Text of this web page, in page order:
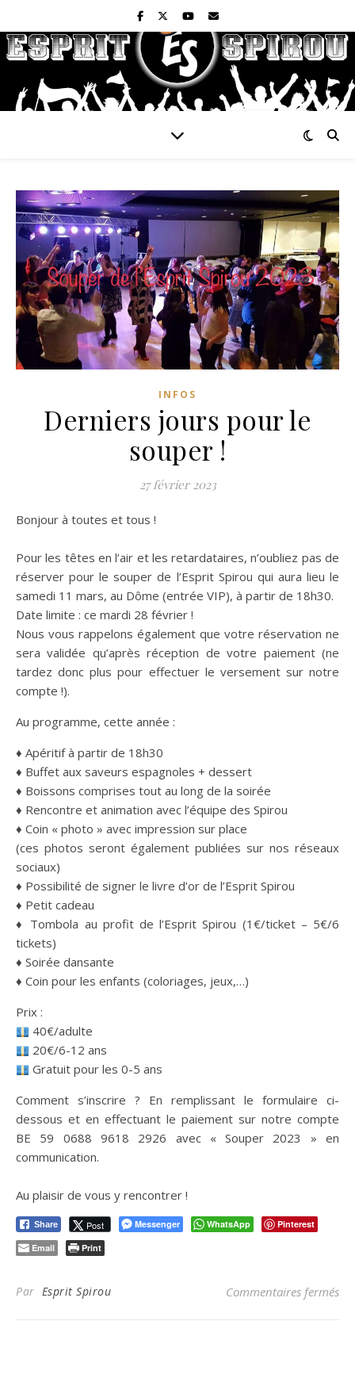
INFOS
Derniers jours pour le
souper !
27 février 2023
Bonjour à toutes et tous !
Pour les têtes en l’air et les retardataires, n’oubliez pas de
réserver pour le souper de l’Esprit Spirou qui aura lieu le
samedi 11 mars, au Dôme (entrée VIP), à partir de 18h30.
Date limite : ce mardi 28 février !
Nous vous rappelons également que votre réservation ne
sera validée qu’après réception de votre paiement (ne
tardez donc plus pour effectuer le versement sur notre
compte !).
Au programme, cette année :
♦️ Apéritif à partir de 18h30
♦️ Buffet aux saveurs espagnoles + dessert
♦️ Boissons comprises tout au long de la soirée
♦️ Rencontre et animation avec l’équipe des Spirou
♦️ Coin « photo » avec impression sur place
(ces photos seront également publiées sur nos réseaux
sociaux)
♦️ Possibilité de signer le livre d’or de l’Esprit Spirou
♦️ Petit cadeau
♦️ Tombola au profit de l’Esprit Spirou (1€/ticket – 5€/6
tickets)
♦️ Soirée dansante
♦️ Coin pour les enfants (coloriages, jeux,…)
Prix :
40€/adulte
20€/6-12 ans
Gratuit pour les 0-5 ans
Comment s’inscrire ? En remplissant le formulaire ci-
dessous et en effectuant le paiement sur notre compte
BE 59 0688 9618 2926 avec « Souper 2023 » en
communication.
Au plaisir de vous y rencontrer !
Share Post Messenger WhatsApp
Pinterest
Email
Print
Par Esprit Spirou Commentaires fermés